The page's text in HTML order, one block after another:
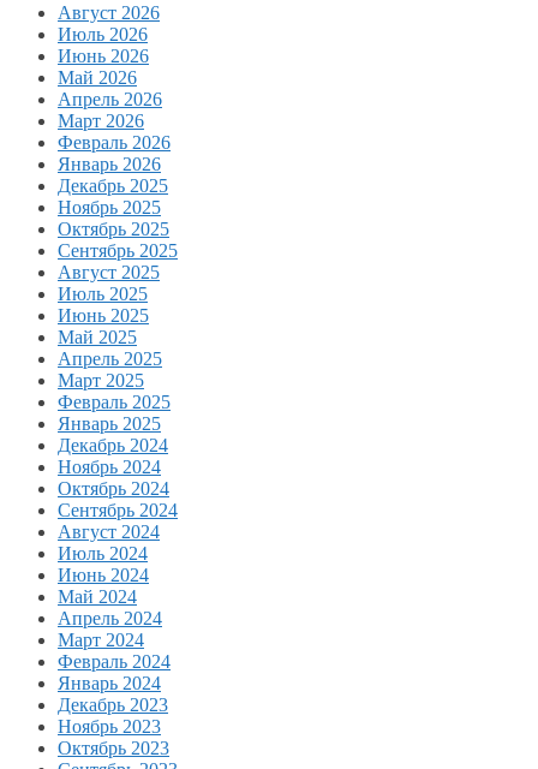
Август 2026
Июль 2026
Июнь 2026
Май 2026
Апрель 2026
Март 2026
Февраль 2026
Январь 2026
Декабрь 2025
Ноябрь 2025
Октябрь 2025
Сентябрь 2025
Август 2025
Июль 2025
Июнь 2025
Май 2025
Апрель 2025
Март 2025
Февраль 2025
Январь 2025
Декабрь 2024
Ноябрь 2024
Октябрь 2024
Сентябрь 2024
Август 2024
Июль 2024
Июнь 2024
Май 2024
Апрель 2024
Март 2024
Февраль 2024
Январь 2024
Декабрь 2023
Ноябрь 2023
Октябрь 2023